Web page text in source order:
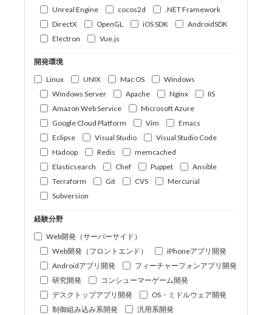
Unreal Engine
cocos2d
.NET Framework
DirectX
OpenGL iOS SDK
AndroidSDK
Electron
Vue.js
開発環境
Linux
UNIX Mac OS
Windows
Windows Server
Apache Nginx
IIS
Amazon Web Service
Microsoft Azure
Google Cloud Platform
Vim
Emacs
Eclipse
Visual Studio
Visual Studio Code
Hadoop
Redis
memcached
Elasticsearch
Chef Puppet
Ansible
Terraform
Git CVS
Mercurial
Subversion
経験分野
Web開発（サーバーサイド）
Web開発（フロントエンド）
iPhoneアプリ開発
Androidアプリ開発
フィーチャーフォンアプリ開発
研究開発
コンシューマーゲーム開発
デスクトップアプリ開発
OS・ミドルウェア開発
制御組み込み系開発
汎用系開発